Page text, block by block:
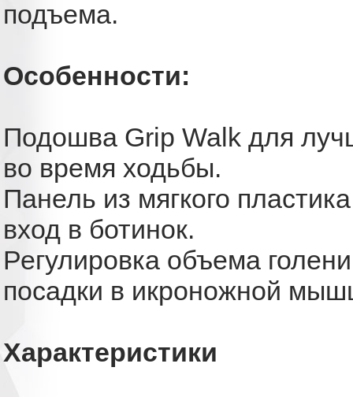
подъема.
Особенности:
Подошва Grip Walk для
во время ходьбы.
Панель из мягкого
вход в ботинок.
Регулировка объема
посадки в икроножной
Характеристики